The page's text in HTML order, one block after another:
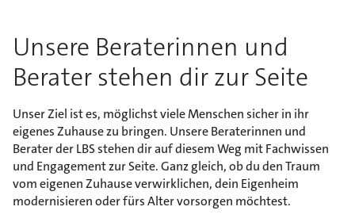
Unsere Beraterinnen und
Berater stehen dir zur Seite
Unser Ziel ist es, möglichst viele Menschen sicher in ihr
eigenes Zuhause zu bringen. Unsere Beraterinnen und
Berater der LBS stehen dir auf diesem Weg mit Fachwissen
und Engagement zur Seite. Ganz gleich, ob du den Traum
vom eigenen Zuhause verwirklichen, dein Eigenheim
modernisieren oder fürs Alter vorsorgen möchtest.